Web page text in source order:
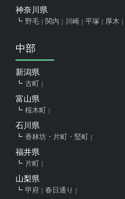
神奈川県
野毛 関内 川崎 平塚 厚木
中部
新潟県
古町
富山県
桜木町
石川県
香林坊・片町・竪町
福井県
片町
山梨県
甲府 春日通り